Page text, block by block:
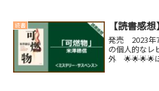
はなく、泣
くとは。自
読書 【読書感
発売 2023年
の個人的な
外 🌟🌟🌟🌟